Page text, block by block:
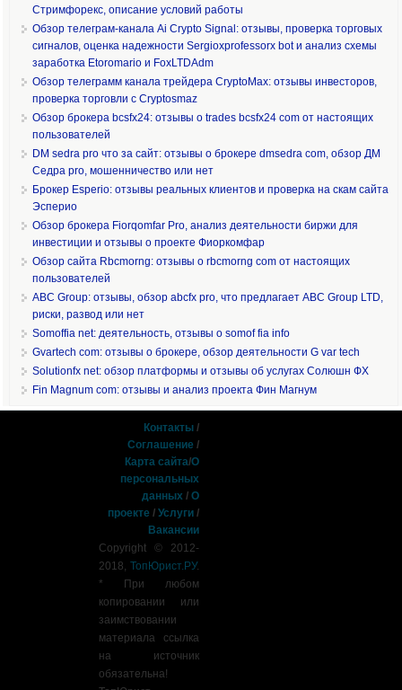
Стримфорекс, описание условий работы
Обзор телеграм-канала Ai Crypto Signal: отзывы, проверка торговых
сигналов, оценка надежности Sergioxprofessorx bot и анализ схемы
заработка Etoromario и FoxLTDAdm
Обзор телеграмм канала трейдера CryptoMax: отзывы инвесторов,
проверка торговли с Cryptosmaz
Обзор брокера bcsfx24: отзывы о trades bcsfx24 com от настоящих
пользователей
DM sedra pro что за сайт: отзывы о брокере dmsedra com, обзор ДМ
Седра pro, мошенничество или нет
Брокер Esperio: отзывы реальных клиентов и проверка на скам сайта
Эсперио
Обзор брокера Fiorqomfar Pro, анализ деятельности биржи для
инвестиции и отзывы о проекте Фиоркомфар
Обзор сайта Rbcmorng: отзывы о rbcmorng com от настоящих
пользователей
ABC Group: отзывы, обзор abcfx pro, что предлагает ABC Group LTD,
риски, развод или нет
Somoffia net: деятельность, отзывы о somof fia info
Gvartech com: отзывы о брокере, обзор деятельности G var tech
Solutionfx net: обзор платформы и отзывы об услугах Солюшн ФХ
Fin Magnum com: отзывы и анализ проекта Фин Магнум
Контакты /
Соглашение /
Карта сайта/О
персональных
данных /О
проекте /Услуги /
Вакансии
Copyright © 2012-
2018,ТопЮрист.РУ.
* При любом
копировании или
заимствовании
материала ссылка
на источник
обязательна!